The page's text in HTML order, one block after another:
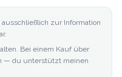
zur Information
Bei einem Kauf über
— du unterstützt meinen